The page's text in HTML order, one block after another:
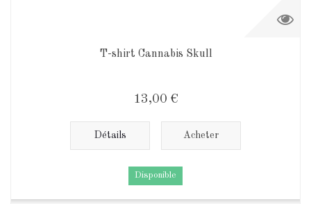
T-shirt Cannabis Skull
13,00 €
Détails Acheter
Disponible